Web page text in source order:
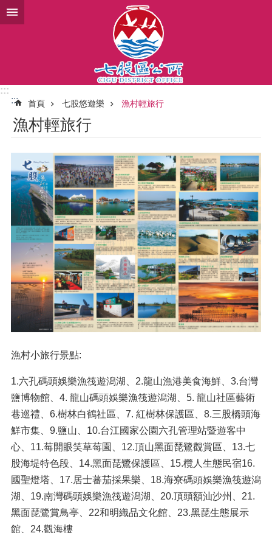
跳到主要內容區塊
:::
:::
首頁 七股悠遊樂 漁村輕旅行
漁村輕旅行
漁村小旅行景點:
1.六孔碼頭娛樂漁筏遊潟湖、2.龍山漁港美食海鮮、3.台灣
鹽博物館、4. 龍山碼頭娛樂漁筏遊潟湖、5. 龍山社區藝術
巷巡禮、6.樹林白鶴社區、7. 紅樹林保護區、8.三股橋頭海
鮮市集、9.鹽山、10.台江國家公園六孔管理站暨遊客中
心、11.莓開眼笑草莓園、12.頂山黑面琵鷺觀賞區、13.七
股海堤特色段、14.黑面琵鷺保護區、15.欖人生態民宿16.
國聖燈塔、17.居士蕃茄採果樂、18.海寮碼頭娛樂漁筏遊潟
湖、19.南灣碼頭娛樂漁筏遊潟湖、20.頂頭額汕沙州、21.
黑面琵鷺賞鳥亭、22和明織品文化館、23.黑琵生態展示
館、24.觀海樓